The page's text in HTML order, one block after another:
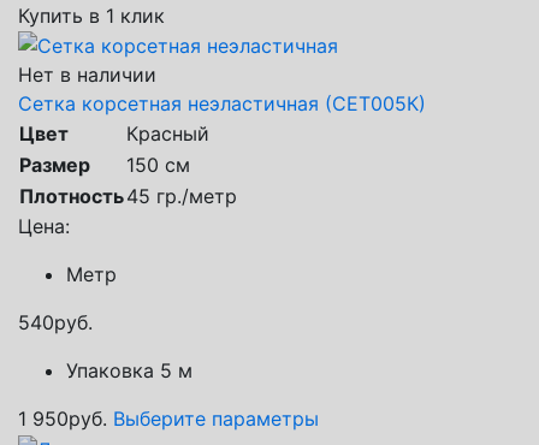
Купить в 1 клик
Нет в наличии
Сетка корсетная неэластичная (СЕТ005К)
Цвет
Красный
Размер
150 см
Плотность45 гр./метр
Цена:
Метр
540руб.
Упаковка 5 м
1 950руб. Выберите параметры